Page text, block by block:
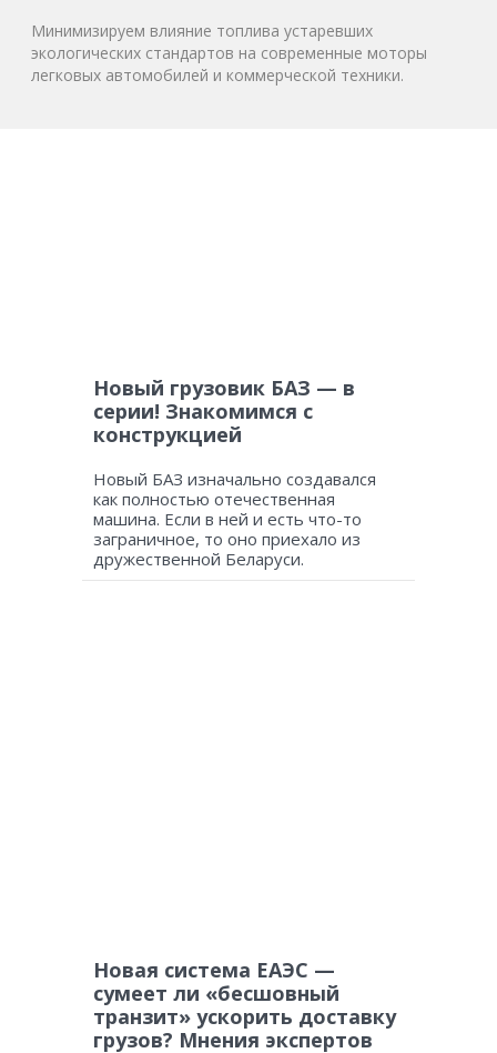
Минимизируем влияние топлива устаревших
экологических стандартов на современные моторы
легковых автомобилей и коммерческой техники.
Новый грузовик БАЗ — в
серии! Знакомимся с
конструкцией
Новый БАЗ изначально создавался
как полностью отечественная
машина. Если в ней и есть что-то
заграничное, то оно приехало из
дружественной Беларуси.
Новая система ЕАЭС —
сумеет ли «бесшовный
транзит» ускорить доставку
грузов? Мнения экспертов